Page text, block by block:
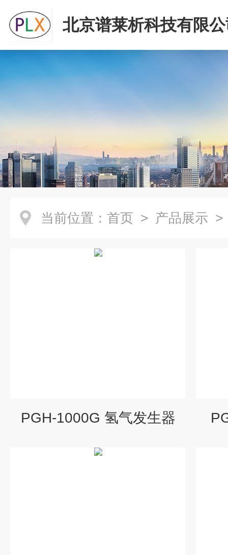
北京谱莱析科技有限
当前位置： 首页 > 产品展示
PGH-1000G 氢气发生器